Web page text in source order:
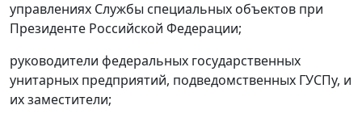
управлениях Службы специальных объектов при
Президенте Российской Федерации;
руководители федеральных государственных
унитарных предприятий, подведомственных ГУСПу, и
их заместители;